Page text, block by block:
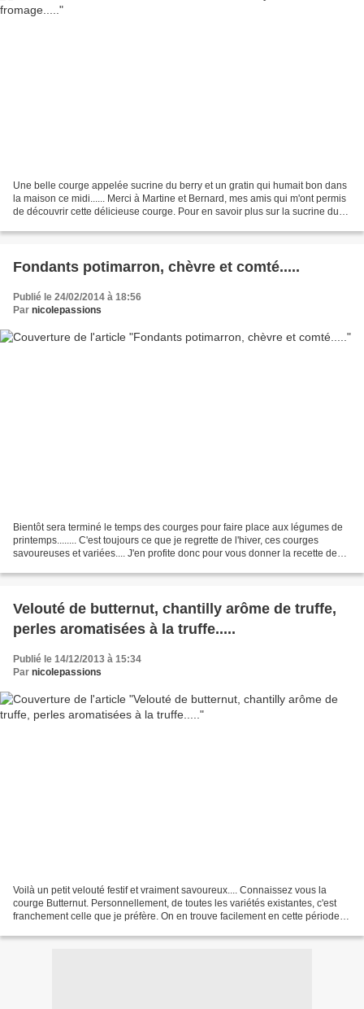
Une belle courge appelée sucrine du berry et un gratin qui humait bon dans
la maison ce midi...... Merci à Martine et Bernard, mes amis qui m'ont permis
de découvrir cette délicieuse courge. Pour en savoir plus sur la sucrine du
Fondants potimarron, chèvre et comté.....
Publié le 24/02/2014 à 18:56
Par nicolepassions
Bientôt sera terminé le temps des courges pour faire place aux légumes de
printemps........ C'est toujours ce que je regrette de l'hiver, ces courges
savoureuses et variées.... J'en profite donc pour vous donner la recette de
Velouté de butternut, chantilly arôme de truffe,
perles aromatisées à la truffe.....
Publié le 14/12/2013 à 15:34
Par nicolepassions
Voilà un petit velouté festif et vraiment savoureux.... Connaissez vous la
courge Butternut. Personnellement, de toutes les variétés existantes, c'est
franchement celle que je préfère. On en trouve facilement en cette période